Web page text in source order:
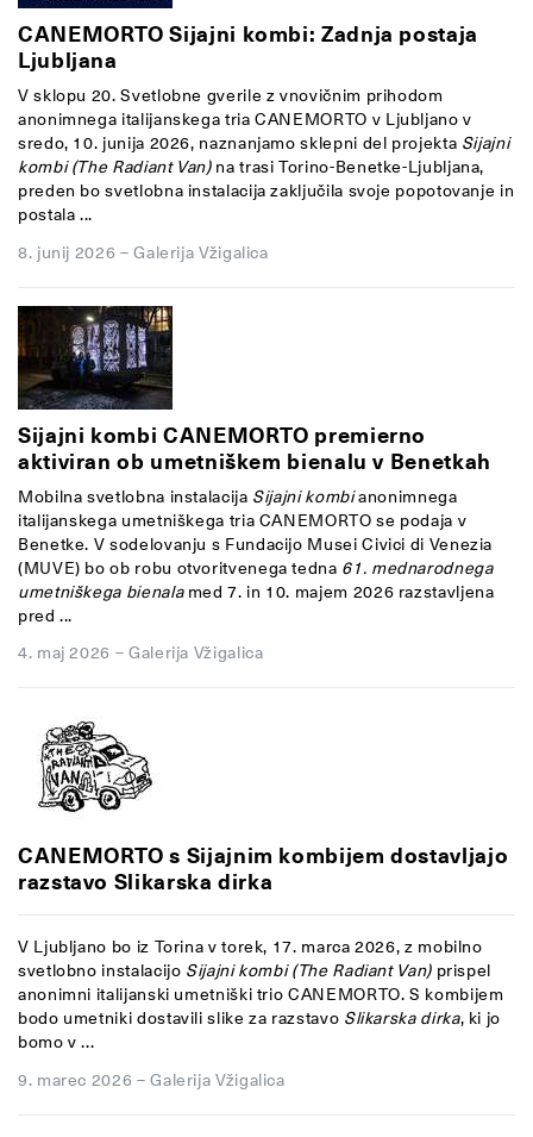
CANEMORTO Sijajni kombi: Zadnja postaja
Ljubljana
V sklopu 20. Svetlobne gverile z vnovičnim prihodom
anonimnega italijanskega tria CANEMORTO v Ljubljano v
sredo, 10. junija 2026, naznanjamo sklepni del projekta Sijajni
kombi (The Radiant Van)na trasi Torino-Benetke-Ljubljana,
preden bo svetlobna instalacija zaključila svoje popotovanje in
postala ...
8. junij 2026 – Galerija Vžigalica
Sijajni kombi CANEMORTO premierno
aktiviran ob umetniškem bienalu v Benetkah
Mobilna svetlobna instalacija Sijajni kombianonimnega
italijanskega umetniškega tria CANEMORTO se podaja v
Benetke. V sodelovanju s Fundacijo Musei Civici di Venezia
(MUVE) bo ob robu otvoritvenega tedna 61. mednarodnega
umetniškega bienalamed 7. in 10. majem 2026 razstavljena
pred ...
4. maj 2026 – Galerija Vžigalica
CANEMORTO s Sijajnim kombijem dostavljajo
razstavo Slikarska dirka
V Ljubljano bo iz Torina v torek, 17. marca 2026, z mobilno
svetlobno instalacijo Sijajni kombi (The Radiant Van) prispel
anonimni italijanski umetniški trio CANEMORTO. S kombijem
bodo umetniki dostavili slike za razstavo Slikarska dirka, ki jo
bomo v ...
9. marec 2026 – Galerija Vžigalica